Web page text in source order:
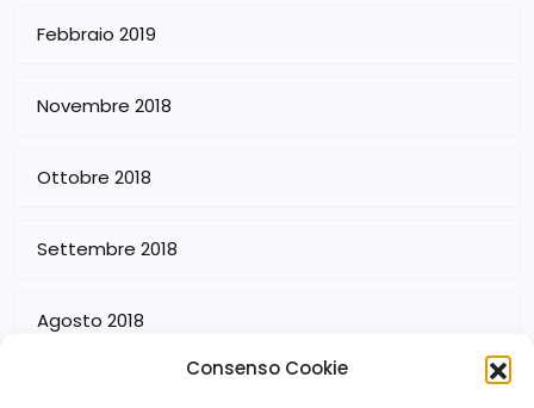
Consenso Cookie
Febbraio 2019
Novembre 2018
Ottobre 2018
Settembre 2018
Agosto 2018